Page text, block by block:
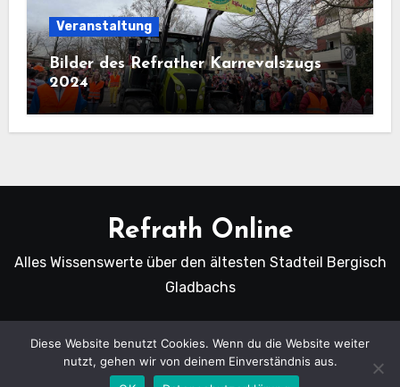
Veranstaltung
Bilder des Refrather Karnevalszugs
2024
Refrath Online
Alles Wissenswerte über den ältesten Stadteil Bergisch
Gladbachs
Copyright Refrath Online © Alle Rechte vorbehalten.
|
Diese Website benutzt Cookies. Wenn du die Website weiter
nutzt, gehen wir von deinem Einverständnis aus.